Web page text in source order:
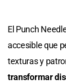
El Punch
accesible que
texturas y
transformar